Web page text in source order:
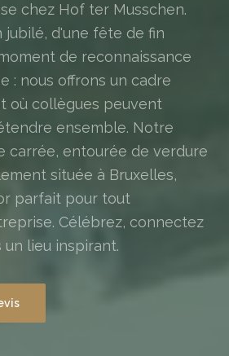
chez Hof ter Musschen.
jubilé, d'une fête de fin
de reconnaissance
: nous offrons un cadre
où collègues peuvent
ensemble. Notre
carrée, entourée de verdure
située à Bruxelles,
parfait pour tout
Célébrez, connectez
lieu inspirant.